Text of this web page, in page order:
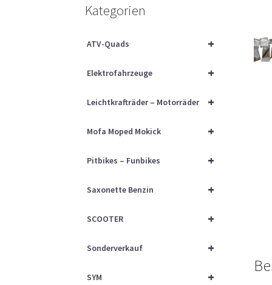
Kategorien
+
ATV-Quads
+
Elektrofahrzeuge
+
Leichtkrafträder – Motorräder
+
Mofa Moped Mokick
+
Pitbikes – Funbikes
+
Saxonette Benzin
+
SCOOTER
+
Sonderverkauf
+
SYM